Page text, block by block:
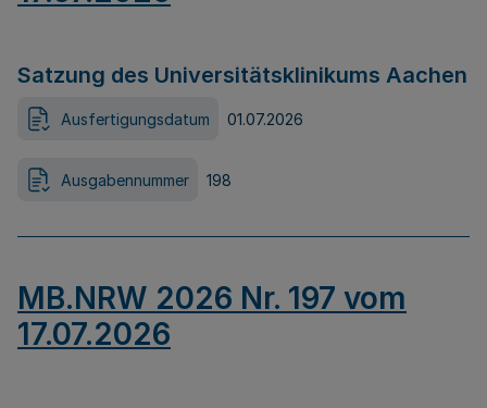
Satzung des Universitätsklinikums Aachen
Ausfertigungsdatum 01.07.2026
Ausgabennummer 198
MB.NRW 2026 Nr. 197 vom
17.07.2026